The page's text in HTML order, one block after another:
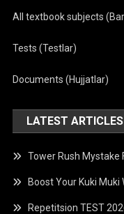
All textbook subjects
Tests (Testlar)
Documents (Hujjatlar)
LATEST ARTICLES
Tower Rush Mystake
Boost Your Kuki Muki
Repetitsion TEST